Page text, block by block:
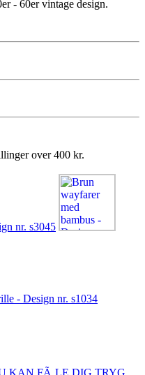
- 60er vintage design.
over 400 kr.
KAN FÃ¸LE DIG TRYG